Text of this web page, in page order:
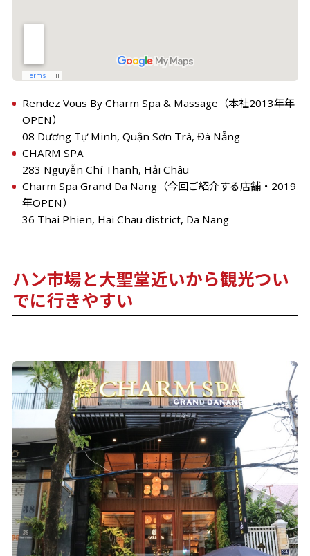
Rendez Vous By Charm Spa & Massage（本社2013年年
08 Dương Tự Minh, Quận Sơn Trà, Đà Nẵng
CHARM SPA
283 Nguyễn Chí Thanh, Hải Châu
Charm Spa Grand Da Nang（今回ご紹介する店舗・2019
年OPEN）
36 Thai Phien, Hai Chau district, Da Nang
ハン市場と大聖堂近いから観光つい
でに行きやすい